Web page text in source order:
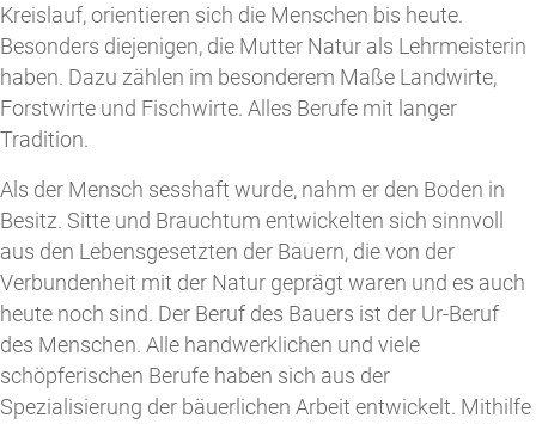
Kreislauf, orientieren sich die Menschen bis heute.
Besonders diejenigen, die Mutter Natur als Lehrmeisterin
haben. Dazu zählen im besonderem Maße Landwirte,
Forstwirte und Fischwirte. Alles Berufe mit langer
Tradition.
Als der Mensch sesshaft wurde, nahm er den Boden in
Besitz. Sitte und Brauchtum entwickelten sich sinnvoll
aus den Lebensgesetzten der Bauern, die von der
Verbundenheit mit der Natur geprägt waren und es auch
heute noch sind. Der Beruf des Bauers ist der Ur-Beruf
des Menschen. Alle handwerklichen und viele
schöpferischen Berufe haben sich aus der
Spezialisierung der bäuerlichen Arbeit entwickelt. Mithilfe